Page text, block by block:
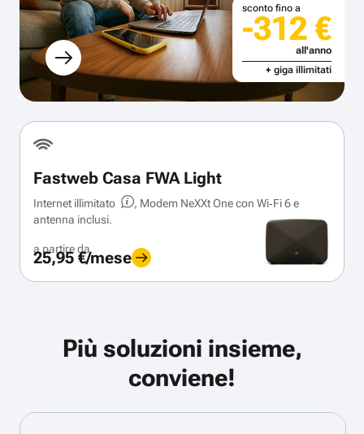
sconto fino a
-312 €
all'anno
+ giga illimitati
Fastweb Casa FWA Light
Internet illimitato
, Modem NeXXt One con Wi‑Fi 6 e
antenna inclusi.
a partire da
25,95 €/mese
Più soluzioni insieme,
conviene!